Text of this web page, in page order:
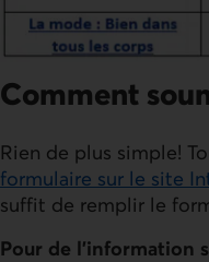
Comment
Rien de plus simple!
formulaire sur le site
suffit de remplir le
Pour de l’information